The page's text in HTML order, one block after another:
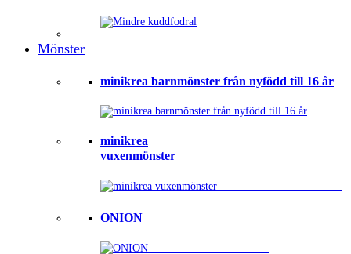
Mönster
minikrea barnmönster från nyfödd till 16 år
minikrea
vuxenmönster⠀⠀⠀⠀⠀⠀⠀⠀⠀⠀⠀⠀⠀⠀⠀⠀
ONION ⠀⠀⠀⠀⠀⠀⠀⠀⠀⠀⠀⠀⠀⠀⠀